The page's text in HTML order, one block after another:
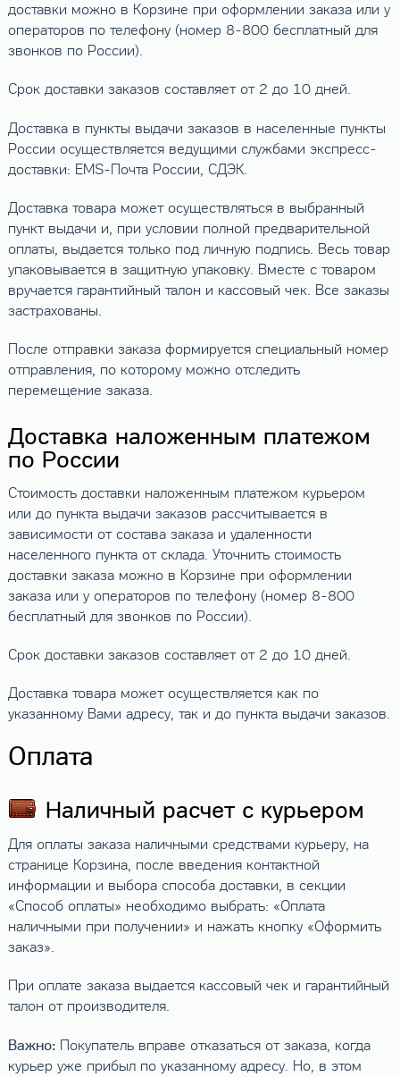
доставки можно в Корзине при оформлении заказа или у
операторов по телефону (номер 8-800 бесплатный для
звонков по России).
Срок доставки заказов составляет от 2 до 10 дней.
Доставка в пункты выдачи заказов в населенные пункты
России осуществляется ведущими службами экспресс-
доставки: EMS-Почта России, СДЭК.
Доставка товара может осуществляться в выбранный
пункт выдачи и, при условии полной предварительной
оплаты, выдается только под личную подпись. Весь товар
упаковывается в защитную упаковку. Вместе с товаром
вручается гарантийный талон и кассовый чек. Все заказы
застрахованы.
После отправки заказа формируется специальный номер
отправления, по которому можно отследить
перемещение заказа.
Доставка наложенным платежом
по России
Стоимость доставки наложенным платежом курьером
или до пункта выдачи заказов рассчитывается в
зависимости от состава заказа и удаленности
населенного пункта от склада. Уточнить стоимость
доставки заказа можно в Корзине при оформлении
заказа или у операторов по телефону (номер 8-800
бесплатный для звонков по России).
Срок доставки заказов составляет от 2 до 10 дней.
Доставка товара может осуществляется как по
указанному Вами адресу, так и до пункта выдачи заказов.
Оплата
Наличный расчет с курьером
Для оплаты заказа наличными средствами курьеру, на
странице Корзина, после введения контактной
информации и выбора способа доставки, в секции
«Способ оплаты» необходимо выбрать: «Оплата
наличными при получении» и нажать кнопку «Оформить
заказ».
При оплате заказа выдается кассовый чек и гарантийный
талон от производителя.
Важно:Покупатель вправе отказаться от заказа, когда
курьер уже прибыл по указанному адресу. Но, в этом